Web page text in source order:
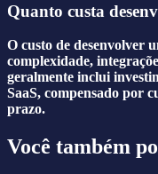
Quanto custa
O custo de desenvolver
complexidade,
geralmente inclui
SaaS, compensado por
prazo.
Você também